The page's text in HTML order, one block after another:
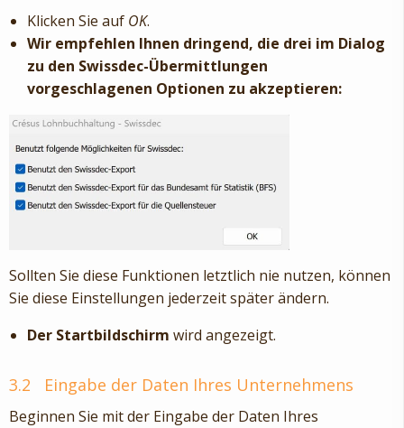
Klicken Sie auf OK.
Wir empfehlen Ihnen dringend, die drei im Dialog
zu den Swissdec-Übermittlungen
vorgeschlagenen Optionen zu akzeptieren:
Sollten Sie diese Funktionen letztlich nie nutzen, können
Sie diese Einstellungen jederzeit später ändern.
Der Startbildschirm wird angezeigt.
3.2 Eingabe der Daten Ihres Unternehmens
Beginnen Sie mit der Eingabe der Daten Ihres